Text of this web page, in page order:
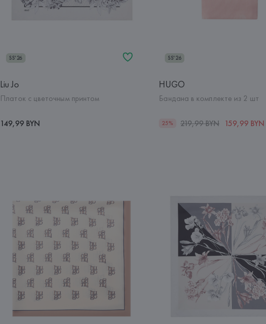
SS'26
Liu Jo
Платок с цветочным принтом
149,99 BYN
SS'26
HUGO
Бандана в комплекте из 2 шт
25% 219,99 BYN 159,99 BYN